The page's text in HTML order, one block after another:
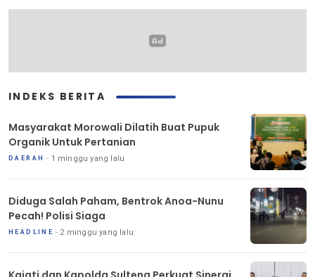
INDEKS BERITA
Masyarakat Morowali Dilatih Buat Pupuk
Organik Untuk Pertanian
DAERAH 1 minggu yang lalu
Diduga Salah Paham, Bentrok Anoa-Nunu
Pecah! Polisi Siaga
HEADLINE 2 minggu yang lalu